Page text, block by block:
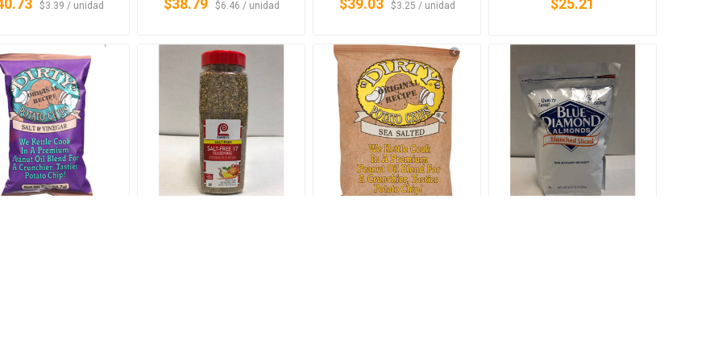
‏‏‎ ‎‏‏‎ ‎$3.39 / unidad $38.79 ‏‏‎ ‎‏‏‎ ‎$6.46 / unidad $39.03 ‏‏‎ ‎‏‏‎ ‎$3.25 / unidad $25.21